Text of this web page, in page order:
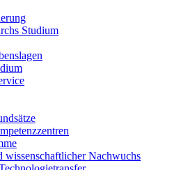
Studium
wissenschaftlicher Nachwuchs